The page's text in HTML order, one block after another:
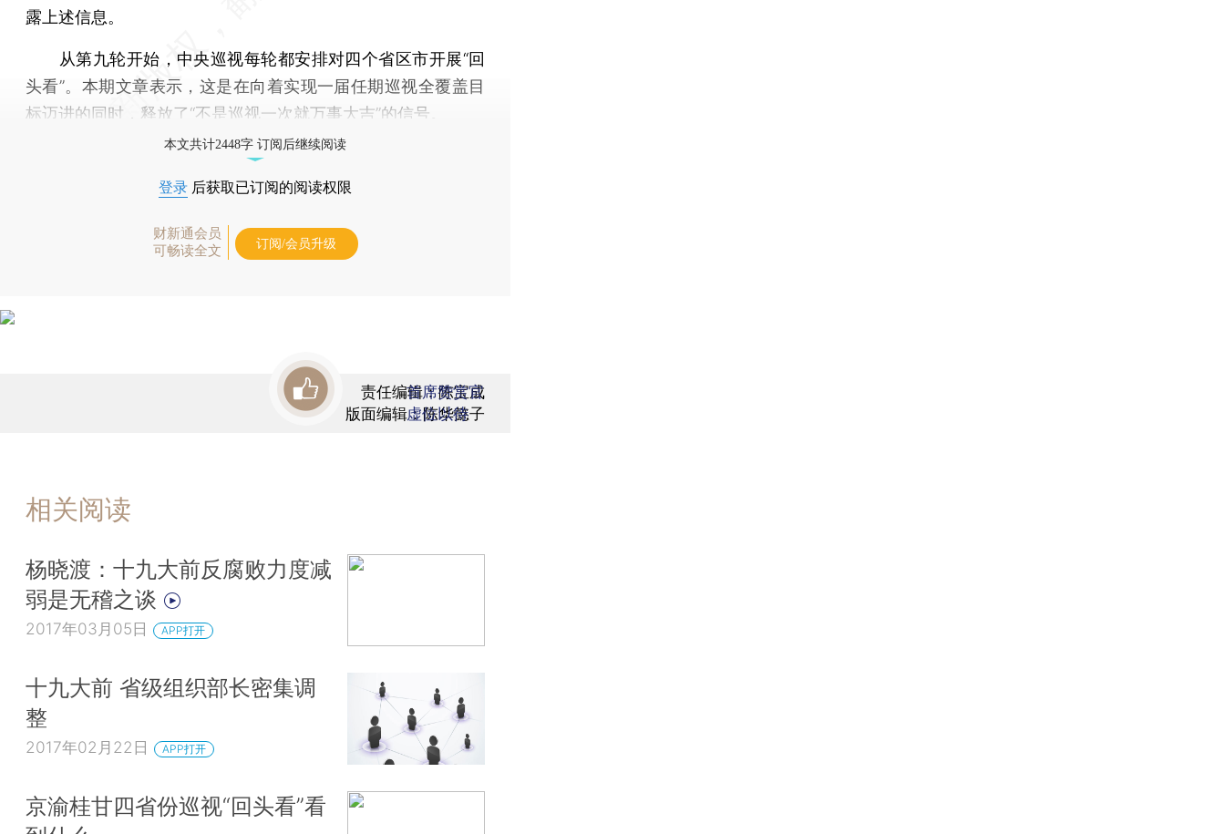
露上述信息。
从第九轮开始，中央巡视每轮都安排对四个省区市开展“回
头看”。本期文章表示，这是在向着实现一届任期巡视全覆盖目
标迈进的同时，释放了“不是巡视一次就万事大吉”的信号。
本文共计2448字 订阅后继续阅读
登录 后获取已订阅的阅读权限
财新通会员
可畅读全文
订阅/会员升级
责任编辑：陈宝成
版面编辑：陈华懿子
首席赞赏官
虚位以待
相关阅读
杨晓渡：十九大前反腐败力度减
弱是无稽之谈
2017年03月05日 APP打开
十九大前 省级组织部长密集调
整
2017年02月22日 APP打开
京渝桂甘四省份巡视“回头看”看